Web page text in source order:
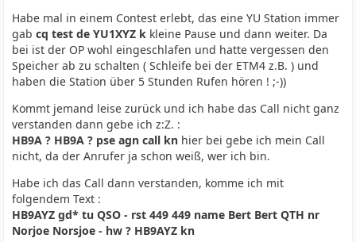
Habe mal in einem Contest erlebt, das eine YU Station immer
gabcq test de YU1XYZ k kleine Pause und dann weiter. Da
bei ist der OP wohl eingeschlafen und hatte vergessen den
Speicher ab zu schalten ( Schleife bei der ETM4 z.B. ) und
haben die Station über 5 Stunden Rufen hören ! ;-))
Kommt jemand leise zurück und ich habe das Call nicht ganz
verstanden dann gebe ich z:Z. :
HB9A ? HB9A ? pse agn call kn hier bei gebe ich mein Call
nicht, da der Anrufer ja schon weiß, wer ich bin.
Habe ich das Call dann verstanden, komme ich mit
folgendem Text :
HB9AYZ gd* tu QSO - rst 449 449 name Bert Bert QTH nr
Norjoe Norsjoe - hw ? HB9AYZ kn